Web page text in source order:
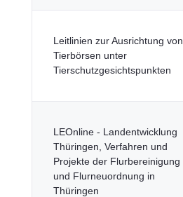
Leitlinien zur Ausrichtung von
Tierbörsen unter
Tierschutzgesichtspunkten
LEOnline - Landentwicklung
Thüringen, Verfahren und
Projekte der Flurbereinigung
und Flur­neuordnung in
Thüringen